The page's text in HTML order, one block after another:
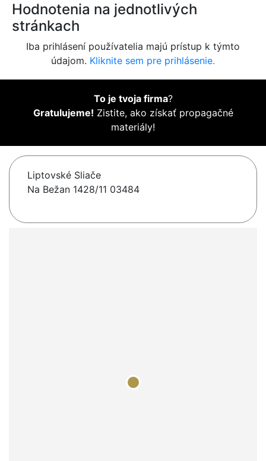
Hodnotenia na jednotlivých
stránkach
Iba prihlásení používatelia majú prístup k týmto
údajom. Kliknite sem pre prihlásenie.
To je tvoja firma?
Gratulujeme! Zistite, ako získať propagačné
materiály!
Liptovské Sliače
Na Bežan 1428/11 03484